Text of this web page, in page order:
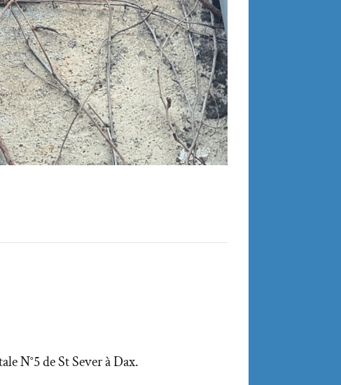
N°5 de St Sever à Dax.